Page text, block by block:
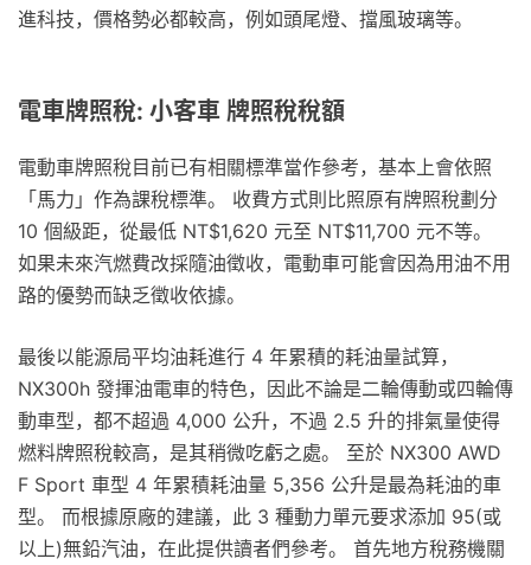
進科技，價格勢必都較高，例如頭尾燈、擋風玻璃等。
電車牌照稅: 小客車 牌照稅稅額
電動車牌照稅目前已有相關標準當作參考，基本上會依照
「馬力」作為課稅標準。 收費方式則比照原有牌照稅劃分
10 個級距，從最低 NT$1,620 元至 NT$11,700 元不等。
如果未來汽燃費改採隨油徵收，電動車可能會因為用油不用
路的優勢而缺乏徵收依據。
最後以能源局平均油耗進行 4 年累積的耗油量試算，
NX300h 發揮油電車的特色，因此不論是二輪傳動或四輪傳
動車型，都不超過 4,000 公升，不過 2.5 升的排氣量使得
燃料牌照稅較高，是其稍微吃虧之處。 至於 NX300 AWD
F Sport 車型 4 年累積耗油量 5,356 公升是最為耗油的車
型。 而根據原廠的建議，此 3 種動力單元要求添加 95(或
以上)無鉛汽油，在此提供讀者們參考。 首先地方稅務機關